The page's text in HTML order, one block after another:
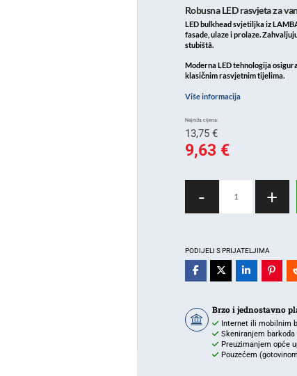
Robusna LED rasvjeta za
LED bulkhead svjetiljka iz
fasade, ulaze i prolaze.
stubištâ.
Moderna LED tehnologija
klasičnim rasvjetnim tijelima.
Više informacija
13,75€Izvorna
cijena
13,75 €.
9,63 €
-
zidna
11W
–
4000K,
siva
količina
+
PODIJELI S PRIJATELJIMA
Brzo i jednostavno
Internet ili mobilnim
Skeniranjem
Preuzimanjem opće
Pouzećem